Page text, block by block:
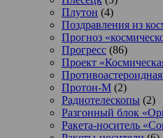
Плутон (4)
Поздравления из
Прогноз
Прогресс (86)
Проект
Протон-М (2)
Радиотелескопы (2)
Разгонный блок
Ракета-носитель